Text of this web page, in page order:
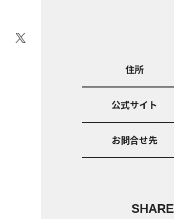
住所
公式サイト
お問合せ先
SHARE